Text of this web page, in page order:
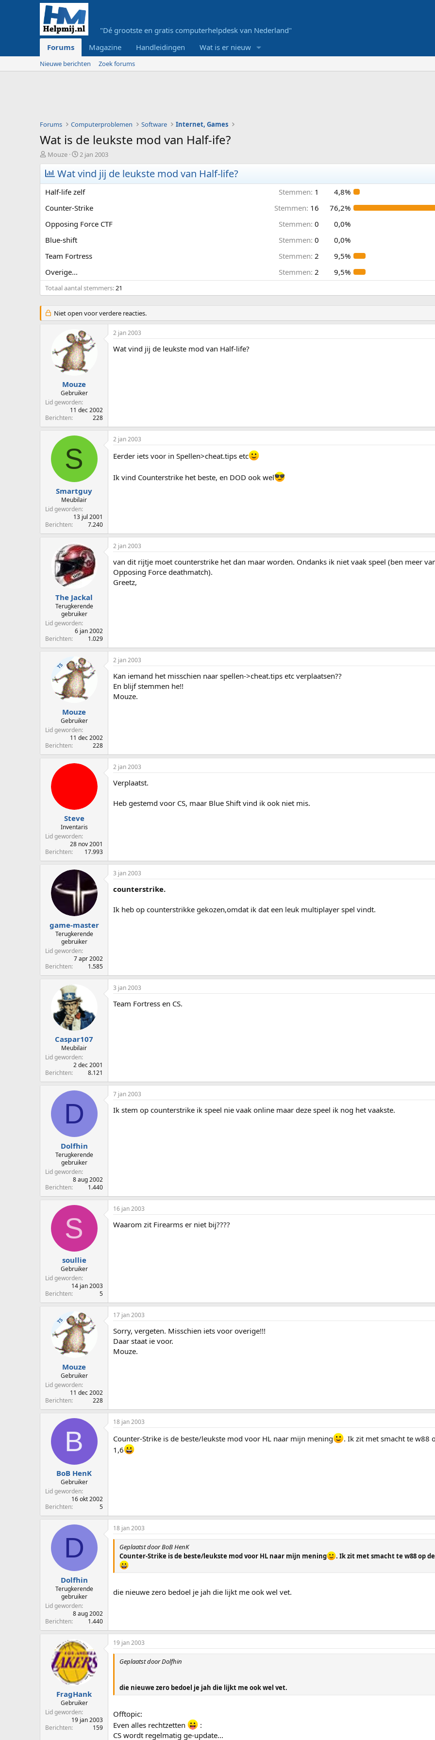
"Dé grootste en gratis computerhelpdesk van Nederland"
Forums
Magazine Handleidingen Wat is er nieuw
Nieuwe berichten Zoek forums
Forums Computerproblemen Software Internet, Games
Wat is de leukste mod van Half-ife?
O
n
d
e
r
w
e
p
t
r
e
r
Mouze
S
t
a
r
t
d
a
u
2 jan 2003
Wat vind jij de leukste mod van Half-life?
Half-life zelf Stemmen: 1
4,8%
Counter-Strike
Stemmen: 16
76,2%
Opposing Force CTF
Stemmen: 0
0,0%
Blue-shift
Stemmen: 0
0,0%
Team Fortress
Stemmen: 2
9,5%
Overige...
Stemmen: 2 9,5%
Totaal aantal stemmers 21
Niet open voor verdere reacties.
Mouze
Gebruiker
Lid geworden
11 dec 2002
Berichten
228
2 jan 2003
Wat vind jij de leukste mod van Half-life?
S
Smartguy
Meubilair
Lid geworden
13 jul 2001
Berichten
7.240
2 jan 2003
Eerder iets voor in Spellen>cheat.tips etc
Ik vind Counterstrike het beste, en DOD ook wel
The Jackal
Terugkerende
gebruiker
Lid geworden
6 jan 2002
Berichten
1.029
2 jan 2003
van dit rijtje moet counterstrike het dan maar worden. Ondanks ik niet vaak speel (ben meer
Opposing Force deathmatch).
Greetz,
TS
Mouze
Gebruiker
Lid geworden
11 dec 2002
Berichten
228
2 jan 2003
Kan iemand het misschien naar spellen->cheat.tips etc verplaatsen??
En blijf stemmen he!!
Mouze.
Steve
Inventaris
Lid geworden
28 nov 2001
Berichten
17.993
2 jan 2003
Verplaatst.
Heb gestemd voor CS, maar Blue Shift vind ik ook niet mis.
game-master
Terugkerende
gebruiker
Lid geworden
7 apr 2002
Berichten
1.585
3 jan 2003
counterstrike.
Ik heb op counterstrikke gekozen,omdat ik dat een leuk multiplayer spel vindt.
Caspar107
Meubilair
Lid geworden
2 dec 2001
Berichten
8.121
3 jan 2003
Team Fortress en CS.
D
Dolfhin
Terugkerende
gebruiker
Lid geworden
8 aug 2002
Berichten
1.440
7 jan 2003
Ik stem op counterstrike ik speel nie vaak online maar deze speel ik nog het vaakste.
S
soullie
Gebruiker
Lid geworden
14 jan 2003
Berichten
5
16 jan 2003
Waarom zit Firearms er niet bij????
TS
Mouze
Gebruiker
Lid geworden
11 dec 2002
Berichten
228
17 jan 2003
Sorry, vergeten. Misschien iets voor overige!!!
Daar staat ie voor.
Mouze.
B
BoB HenK
Gebruiker
Lid geworden
16 okt 2002
Berichten
5
18 jan 2003
Counter-Strike is de beste/leukste mod voor HL naar mijn mening
. Ik zit met smacht te w88
1,6
D
Dolfhin
Terugkerende
gebruiker
Lid geworden
8 aug 2002
Berichten
1.440
18 jan 2003
Geplaatst door BoB HenK
Counter-Strike is de beste/leukste mod voor HL naar mijn mening
. Ik zit met smacht te w88 op
die nieuwe zero bedoel je jah die lijkt me ook wel vet.
FragHank
Gebruiker
Lid geworden
19 jan 2003
Berichten
159
19 jan 2003
Geplaatst door Dolfhin
die nieuwe zero bedoel je jah die lijkt me ook wel vet.
Offtopic:
Even alles rechtzetten
:
CS wordt regelmatig ge-update...